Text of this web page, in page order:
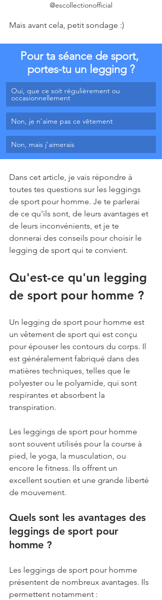
@escollectionofficial
Mais avant cela, petit sondage :)
Pour ta séance de sport,
portes-tu un legging ?
Oui, que ce soit régulièrement ou
occasionnellement
Non, je n'aime pas ce vêtement
Non, mais j'aimerais
Dans cet article, je vais répondre à
toutes tes questions sur les leggings
de sport pour homme. Je te parlerai
de ce qu'ils sont, de leurs avantages et
de leurs inconvénients, et je te
donnerai des conseils pour choisir le
legging de sport qui te convient.
Qu'est-ce qu'un legging
de sport pour homme ?
Un legging de sport pour homme est
un vêtement de sport qui est conçu
pour épouser les contours du corps. Il
est généralement fabriqué dans des
matières techniques, telles que le
polyester ou le polyamide, qui sont
respirantes et absorbent la
transpiration.
Les leggings de sport pour homme
sont souvent utilisés pour la course à
pied, le yoga, la musculation, ou
encore le fitness. Ils offrent un
excellent soutien et une grande liberté
de mouvement.
Quels sont les avantages des
leggings de sport pour
homme ?
Les leggings de sport pour homme
présentent de nombreux avantages. Ils
permettent notamment :